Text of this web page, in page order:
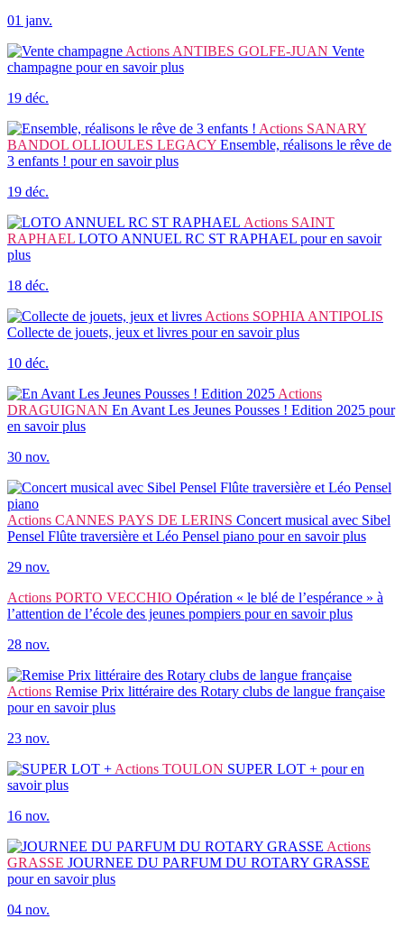
01 janv.
Actions ANTIBES GOLFE-JUAN Vente
champagne pour en savoir plus
19 déc.
Actions SANARY
BANDOL OLLIOULES LEGACY Ensemble, réalisons le rêve de
3 enfants ! pour en savoir plus
19 déc.
Actions SAINT
RAPHAEL LOTO ANNUEL RC ST RAPHAEL pour en savoir
plus
18 déc.
Actions SOPHIA ANTIPOLIS
Collecte de jouets, jeux et livres pour en savoir plus
10 déc.
Actions
DRAGUIGNAN En Avant Les Jeunes Pousses ! Edition 2025 pour
en savoir plus
30 nov.
Actions CANNES PAYS DE LERINS Concert musical avec Sibel
Pensel Flûte traversière et Léo Pensel piano pour en savoir plus
29 nov.
Actions PORTO VECCHIO Opération « le blé de l’espérance » à
l’attention de l’école des jeunes pompiers pour en savoir plus
28 nov.
Actions Remise Prix littéraire des Rotary clubs de langue française
pour en savoir plus
23 nov.
Actions TOULON SUPER LOT + pour en
savoir plus
16 nov.
Actions
GRASSE JOURNEE DU PARFUM DU ROTARY GRASSE
pour en savoir plus
04 nov.